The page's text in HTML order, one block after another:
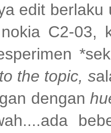
edit
C2-03,
the topic, s
dengan